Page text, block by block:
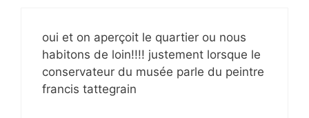
oui et on aperçoit le quartier ou nous
habitons de loin!!!! justement lorsque le
conservateur du musée parle du peintre
francis tattegrain